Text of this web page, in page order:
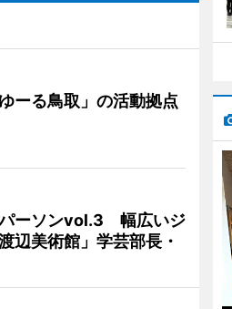
ーる鳥取」の活動拠点
パーソンvol.3 幅広いジ
辺美術館」学芸部長・